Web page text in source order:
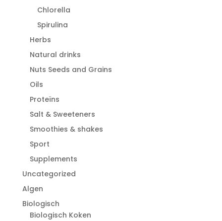
Chlorella
Spirulina
Herbs
Natural drinks
Nuts Seeds and Grains
Oils
Proteïns
Salt & Sweeteners
Smoothies & shakes
Sport
Supplements
Uncategorized
Algen
Biologisch
Biologisch Koken